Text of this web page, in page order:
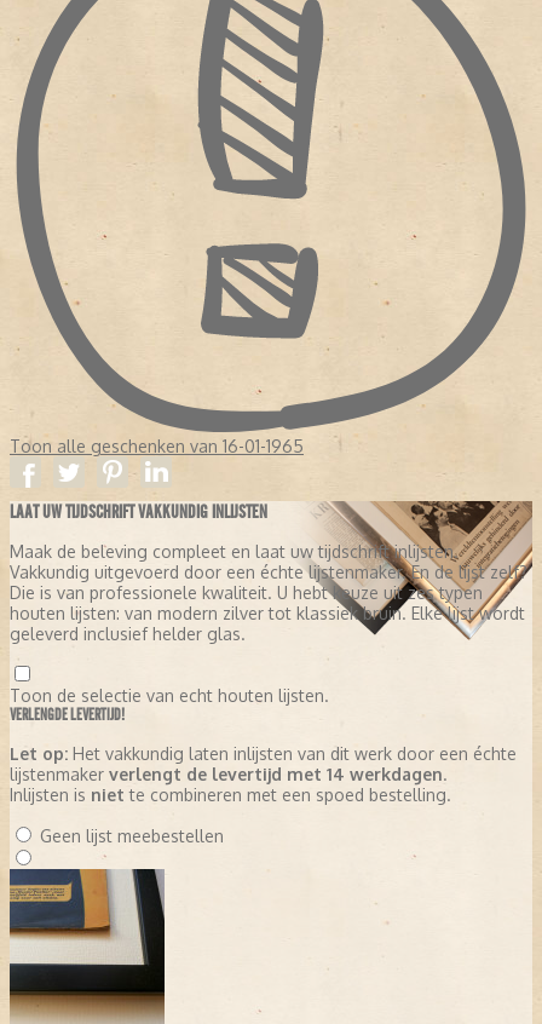
Toon alle geschenken van 16-01-1965
LAAT UW TIJDSCHRIFT VAKKUNDIG INLIJSTEN
Maak de beleving compleet en laat uw tijdschrift inlijsten.
Vakkundig uitgevoerd door een échte lijstenmaker. En de lijst zelf?
Die is van professionele kwaliteit. U hebt keuze uit zes typen
houten lijsten: van modern zilver tot klassiek bruin. Elke lijst wordt
geleverd inclusief helder glas.
Toon de selectie van echt houten lijsten.
VERLENGDE LEVERTIJD!
Let op: Het vakkundig laten inlijsten van dit werk door een échte
lijstenmaker verlengt de levertijd met 14 werkdagen.
Inlijsten is niet te combineren met een spoed bestelling.
Geen lijst meebestellen